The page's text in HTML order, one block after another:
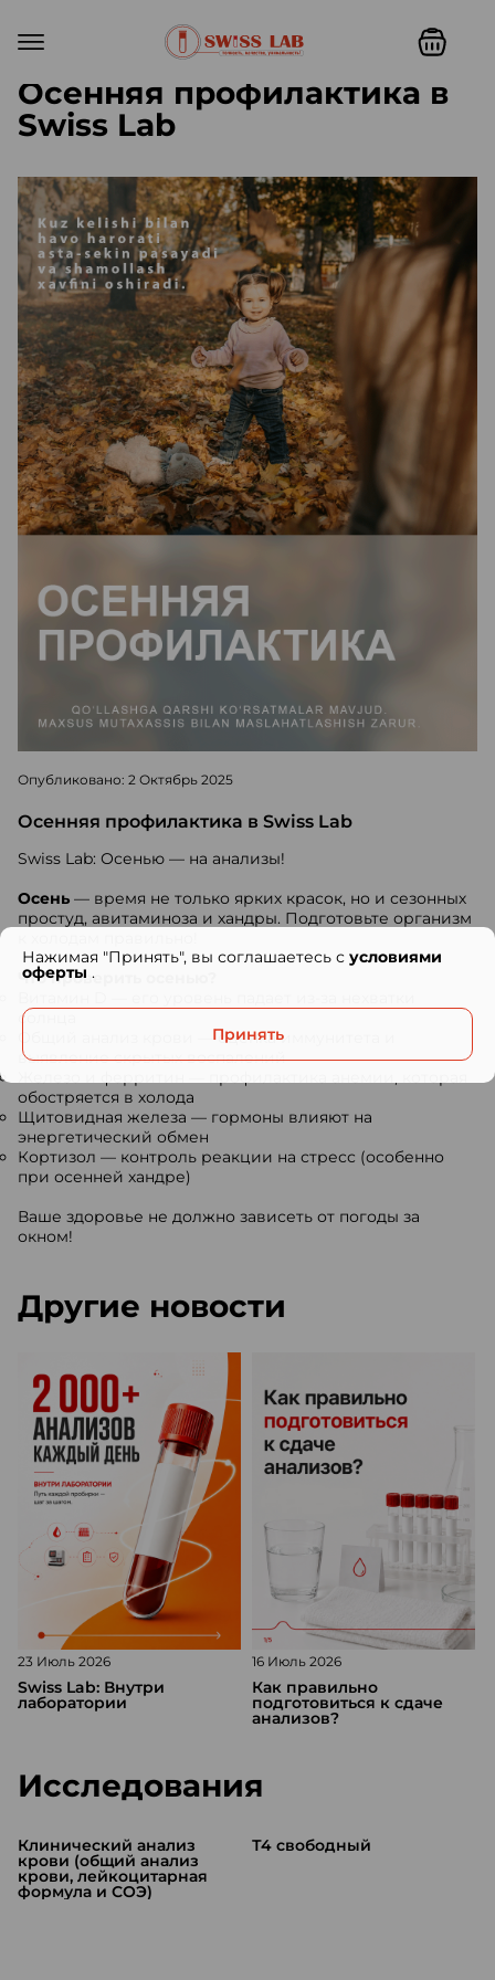
Осенняя профилактика в
Swiss Lab
Опубликовано: 2 Октябрь 2025
Осенняя профилактика в Swiss Lab
Swiss Lab: Осенью — на анализы!
Осень — время не только ярких красок, но и сезонных
простуд, авитаминоза и хандры. Подготовьте организм
Что проверить осенью?
солнца
Общий анализ крови — оценка иммунитета и
выявление скрытых воспалений
обостряется в холода
Щитовидная железа — гормоны влияют на
энергетический обмен
Кортизол — контроль реакции на стресс (особенно
при осенней хандре)
Ваше здоровье не должно зависеть от погоды за
окном!
Другие новости
23 Июль 2026
Swiss Lab: Внутри
лаборатории
16 Июль 2026
Как правильно
подготовиться к сдаче
анализов?
Исследования
Клинический анализ
крови (общий анализ
крови, лейкоцитарная
формула и СОЭ)
Т4 свободный
Нажимая "Принять", вы соглашаетесь с условиями
оферты .
Принять